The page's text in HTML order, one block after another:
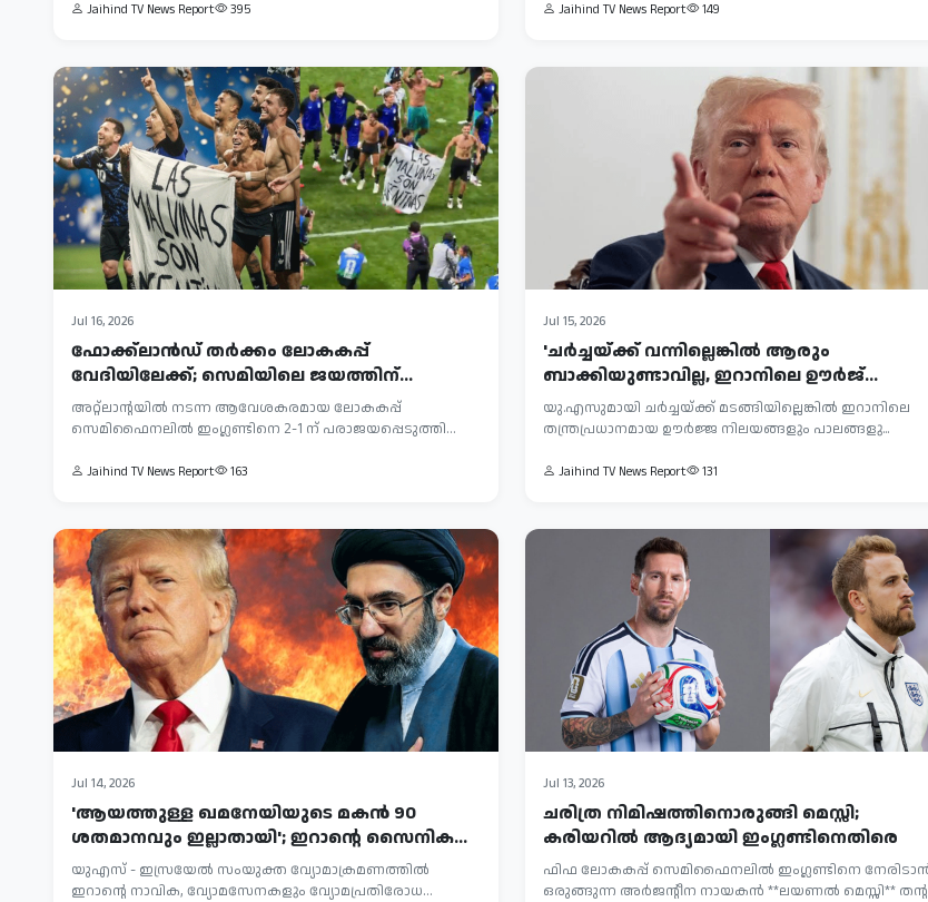
Jaihind TV News Report 395 Jaihind TV News Report 149
Jul 16, 2026
ഫോക്ക്‌ലാൻഡ് തർക്കം ലോകകപ്പ്
വേദിയിലേക്ക്; സെമിയിലെ ജയത്തിന്
പിന്നാലെ...
അറ്റ്ലാന്റയിൽ നടന്ന ആവേശകരമായ ലോകകപ്പ്
സെമിഫൈനലിൽ ഇംഗ്ലണ്ടിനെ 2-1 ന് പരാജയപ്പെടുത്തി
Jaihind TV News Report 163
Jul 15, 2026
'ചര്‍ച്ചയ്ക്ക് വന്നില്ലെങ്കില്‍ ആരും
ബാക്കിയുണ്ടാവില്ല, ഇറാനിലെ ഊര്‍ജ്...
യു.എസുമായി ചർച്ചയ്ക്ക് മടങ്ങിയില്ലെങ്കിൽ ഇറാനിലെ
തന്ത്രപ്രധാനമായ ഊർജ്ജ നിലയങ്ങളും പാലങ്ങളു...
Jaihind TV News Report 131
Jul 14, 2026
'ആയത്തുള്ള ഖമനേയിയുടെ മകൻ 90
ശതമാനവും ഇല്ലാതായി'; ഇറാന്റെ സൈനിക
ശേഷി ത...
യുഎസ് - ഇസ്രയേൽ സംയുക്ത വ്യോമാക്രമണത്തിൽ
ഇറാന്റെ നാവിക, വ്യോമസേനകളും വ്യോമപ്രതിരോധ
Jul 13, 2026
ചരിത്ര നിമിഷത്തിനൊരുങ്ങി മെസ്സി;
കരിയറിൽ ആദ്യമായി ഇംഗ്ലണ്ടിനെതിരെ
ഫിഫ ലോകകപ്പ് സെമിഫൈനലിൽ ഇംഗ്ലണ്ടിനെ
ഒരുങ്ങുന്ന അർജന്റീന നായകൻ **ലയണൽ മെസ്സി**